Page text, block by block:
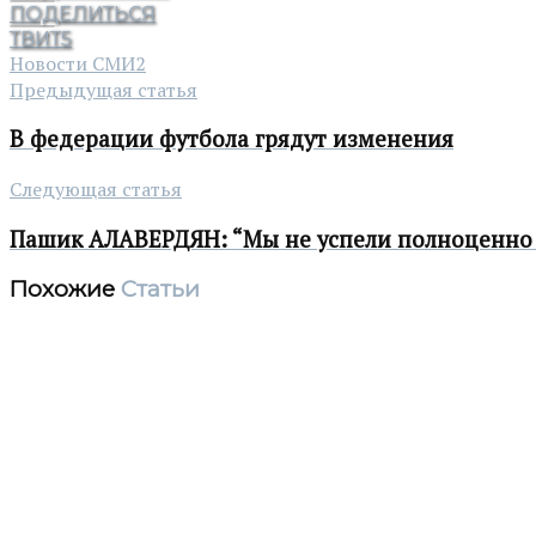
ПОДЕЛИТЬСЯ
ТВИТ5
Новости СМИ2
Предыдущая статья
В федерации футбола грядут изменения
Следующая статья
Пашик АЛАВЕРДЯН: “Мы не успели полноценно
Похожие Статьи